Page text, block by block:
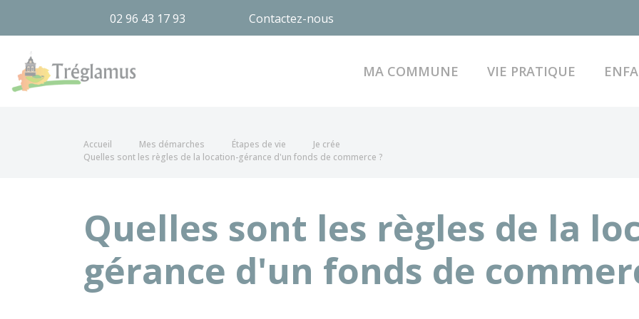
02 96 43 17 93 Contactez-nous
MA COMMUNE VIE PRATIQUE
Accueil Mes démarches Étapes de vie
Je crée
Quelles sont les règles de la location-gérance d'un fonds de commerce ?
Quelles sont les règles de la
gérance d'un fonds de